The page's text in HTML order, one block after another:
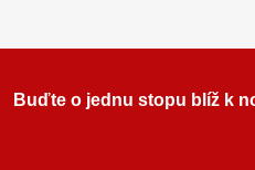
Buďte o jednu stopu blíž k